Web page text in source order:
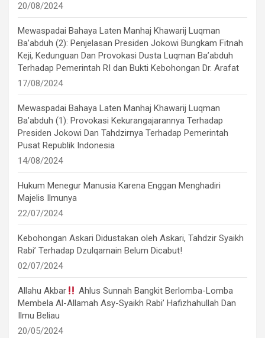
20/08/2024
Mewaspadai Bahaya Laten Manhaj Khawarij Luqman
Ba’abduh (2): Penjelasan Presiden Jokowi Bungkam Fitnah
Keji, Kedunguan Dan Provokasi Dusta Luqman Ba’abduh
Terhadap Pemerintah RI dan Bukti Kebohongan Dr. Arafat
17/08/2024
Mewaspadai Bahaya Laten Manhaj Khawarij Luqman
Ba’abduh (1): Provokasi Kekurangajarannya Terhadap
Presiden Jokowi Dan Tahdzirnya Terhadap Pemerintah
Pusat Republik Indonesia
14/08/2024
Hukum Menegur Manusia Karena Enggan Menghadiri
Majelis Ilmunya
22/07/2024
Kebohongan Askari Didustakan oleh Askari, Tahdzir Syaikh
Rabi’ Terhadap Dzulqarnain Belum Dicabut!
02/07/2024
Allahu Akbar
Ahlus Sunnah Bangkit Berlomba-Lomba
Membela Al-Allamah Asy-Syaikh Rabi’ Hafizhahullah Dan
Ilmu Beliau
20/05/2024